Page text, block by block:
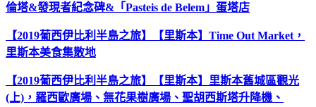
倫塔&發現者紀念碑&「Pasteis de Belem」蛋塔店
【2019葡西伊比利半島之旅】【里斯本】Time Out Market，
里斯本美食集散地
【2019葡西伊比利半島之旅】【里斯本】里斯本舊城區觀光
(上)，羅西歐廣場、無花果樹廣場、聖胡西斯塔升降機、